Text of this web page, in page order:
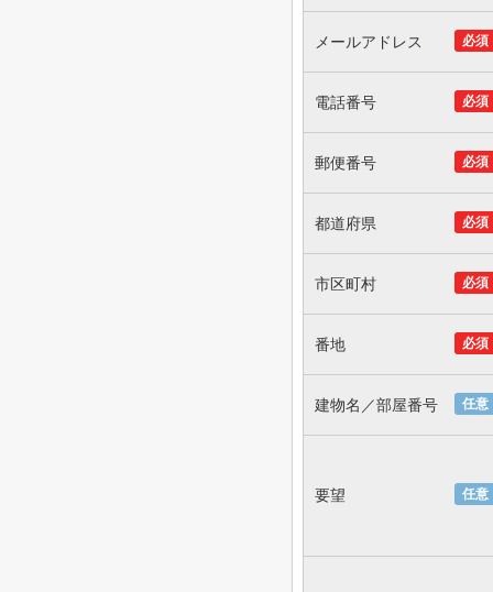
必須
メールアドレス
必須
電話番号
必須
郵便番号
必須
都道府県
必須
市区町村
必須
番地
任意
建物名／部屋番号
任意
要望